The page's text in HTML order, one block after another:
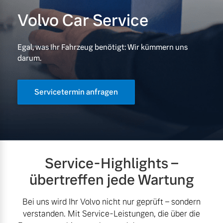
Mild-Hybrid
4 Modelle
Konnektivität
Angebot anfragen
Volvo Gebrauchtwagenbörse
Gebrauchtwagen
Aktuelle Zubehörangebote
Zubehörkatalog
Service by Volvo
Sie erhalten bei uns eine
Vielzahl von Original
Volvo Winter- und
Sommer Kompletträder.
Kontakt und Anfahrt
Karriere
Unsere News & Events
Volvo Car Service
Egal, was Ihr Fahrzeug benötigt: Wir kümmern uns
darum.
Servicetermin anfragen
Service-Highlights –
übertreffen jede Wartung
Bei uns wird Ihr Volvo nicht nur geprüft – sondern
verstanden. Mit Service-Leistungen, die über die